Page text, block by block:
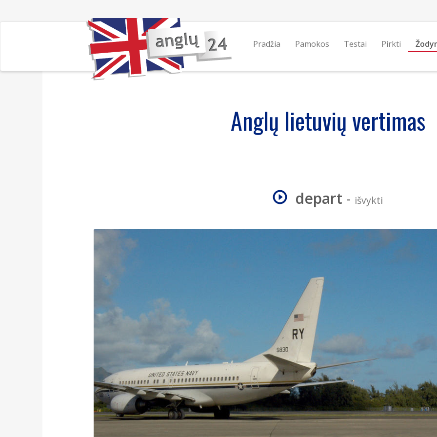
Pradžia Pamokos Testai Pirkti
Anglų lietuvių vertimas
depart - išvykti